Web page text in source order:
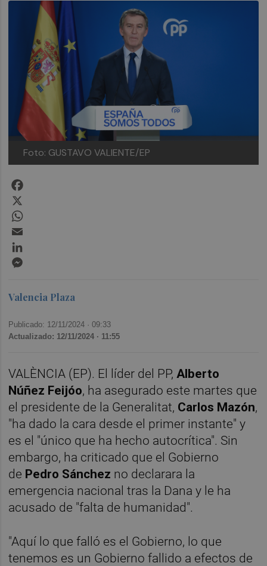
Foto: GUSTAVO VALIENTE/EP
Valencia Plaza
Publicado: 12/11/2024 ·09:33
Actualizado: 12/11/2024 · 11:55
VALÈNCIA (EP). El líder del PP, Alberto
Núñez Feijóo, ha asegurado este martes que
el presidente de la Generalitat, Carlos Mazón,
"ha dado la cara desde el primer instante" y
es el "único que ha hecho autocrítica". Sin
embargo, ha criticado que el Gobierno
de Pedro Sánchez no declarara la
emergencia nacional tras la Dana y le ha
acusado de "falta de humanidad".
"Aquí lo que falló es el Gobierno, lo que
tenemos es un Gobierno fallido a efectos de